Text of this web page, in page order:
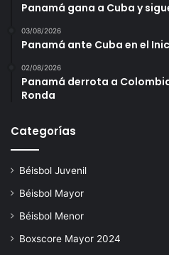
Panamá gana a Cuba y
03/08/2026
Panamá ante Cuba en el
02/08/2026
Panamá derrota a
Ronda
Categorías
Béisbol Juvenil
Béisbol Mayor
Béisbol Menor
Boxscore Mayor 2024